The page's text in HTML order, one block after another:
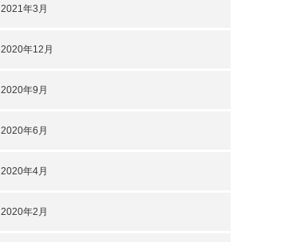
2021年3月
2020年12月
2020年9月
2020年6月
2020年4月
2020年2月